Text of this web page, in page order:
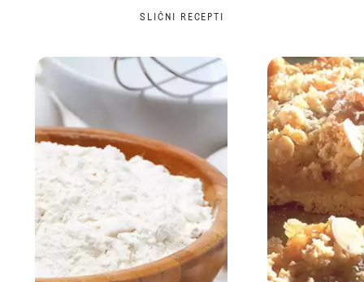
SLIČNI RECEPTI